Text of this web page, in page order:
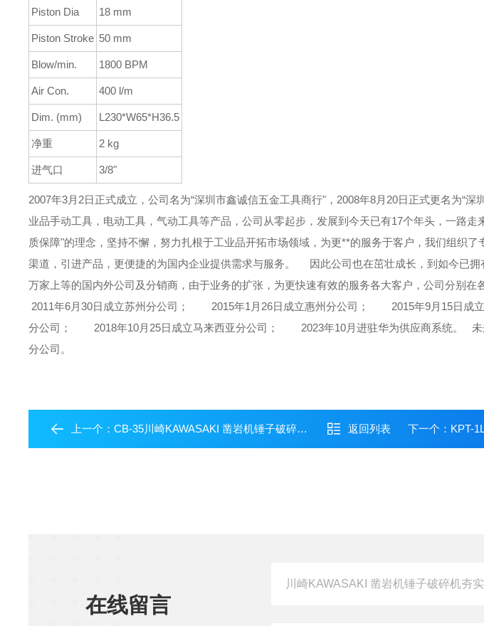
Piston Dia
18 mm
Piston Stroke 50 mm
Blow/min. 1800 BPM
Air Con. 400 l/m
Dim. (mm) L230*W65*H36.5
净重 2 kg
进气口 3/8"
2007年3月2日正式成立，公司名为“深圳市鑫诚信五金工具商行"，2008年8月20日正式更名为“深
业品手动工具，电动工具，气动工具等产品，公司从零起步，发展到今天已有17个年头，一路走
质保障"的理念，坚持不懈，努力扎根于工业品开拓市场领域，为更**的服务于客户，我们组织
渠道，引进产品，更便捷的为国内企业提供需求与服务。
因此公司也在茁壮成长，到如今已拥
万家上等的国内外公司及分销商，由于业务的扩张，为更快速有效的服务各大客户，公司分别在
2011年6月30日成立苏州分公司；
2015年1月26日成立惠州分公司； 2015年9月15日成立
分公司；
2018年10月25日成立马来西亚分公司； 2023年10月进驻华为供应商系统。
分公司。
上一个：CB-35川崎KAWASAKI 凿岩机锤子破碎机夯实机 返回列表 下一个： KPT-1L
在线留言